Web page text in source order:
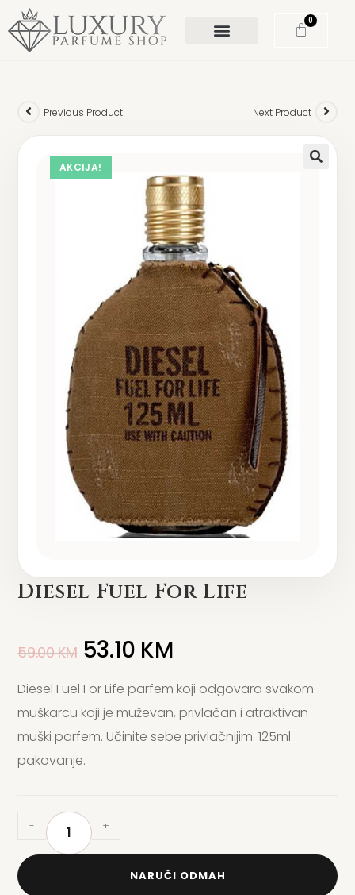
0
AKCIJA!
Previous Product Next Product
Diesel Fuel For Life
59.00KM 53.10 KM
Diesel Fuel For Life parfem koji odgovara svakom
muškarcu koji je muževan, privlačan i atraktivan
muški parfem. Učinite sebe privlačnijim. 125ml
pakovanje.
- +
NARUČI ODMAH